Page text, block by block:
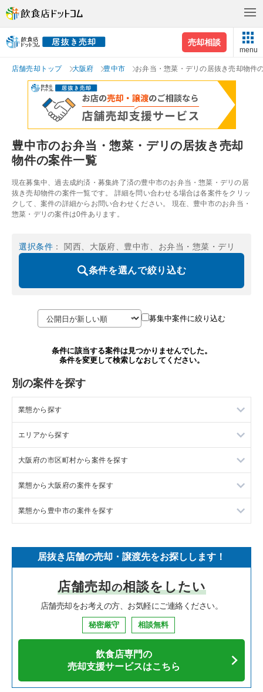
売却相談
menu
店舗売却トップ 大阪府 豊中市 お弁当・惣菜・デリの居抜き売却物件
豊中市のお弁当・惣菜・デリの居抜き売却
物件の案件一覧
現在募集中、過去成約済・募集終了済の豊中市のお弁当・惣菜・デリの居
抜き売却物件の案件一覧です。 詳細を問い合わせる場合は各案件をクリッ
クして、案件の詳細からお問い合わせください。 現在、豊中市のお弁当・
惣菜・デリの案件は0件あります。
選択条件 ： 関西、大阪府、豊中市、お弁当・惣菜・デリ
条件を選んで絞り込む
募集中案件に絞り込む
条件に該当する案件は見つかりませんでした。
条件を変更して検索しなおしてください。
別の案件を探す
業態から探す
ラーメンの居抜き売却物件の案件一覧
フランス料理の居抜き売却物件の案件一覧
イタリア料理の居抜き売却物件の案件一覧
中華の居抜き売却物件の案件一覧
寿司の居抜き売却物件の案件一覧
焼肉の居抜き売却物件の案件一覧
鉄板焼き・お好み焼の居抜き売却物件の案件一覧
カフェの居抜き売却物件の案件一覧
テイクアウトの居抜き売却物件の案件一覧
エリアから探す
東京23区の飲食店の居抜き売却物件の案件一覧
東京都下の飲食店の居抜き売却物件の案件一覧
千葉県の飲食店の居抜き売却物件の案件一覧
神奈川県の飲食店の居抜き売却物件の案件一覧
大阪府の飲食店の居抜き売却物件の案件一覧
兵庫県の飲食店の居抜き売却物件の案件一覧
愛知県の飲食店の居抜き売却物件の案件一覧
岐阜県の飲食店の居抜き売却物件の案件一覧
大阪府の市区町村から案件を探す
大阪市北区の飲食店の居抜き売却物件の案件一覧
大阪市中央区の飲食店の居抜き売却物件の案件一覧
堺市北区の飲食店の居抜き売却物件の案件一覧
堺市中区の飲食店の居抜き売却物件の案件一覧
大阪市西区の飲食店の居抜き売却物件の案件一覧
大阪市福島区の飲食店の居抜き売却物件の案件一覧
豊中市の飲食店の居抜き売却物件の案件一覧
業態から大阪府の案件を探す
大阪府のラーメンの居抜き売却物件の案件一覧
大阪府のイタリア料理の居抜き売却物件の案件一覧
大阪府の中華の居抜き売却物件の案件一覧
大阪府のそば・うどんの居抜き売却物件の案件一覧
大阪府の焼肉の居抜き売却物件の案件一覧
大阪府の鉄板焼き・お好み焼の居抜き売却物件の案件一覧
業態から豊中市の案件を探す
豊中市のイタリア料理の居抜き売却物件の案件一覧
豊中市のそば・うどんの居抜き売却物件の案件一覧
豊中市の焼肉の居抜き売却物件の案件一覧
豊中市のカフェの居抜き売却物件の案件一覧
豊中市のテイクアウトの居抜き売却物件の案件一覧
居抜き店舗の売却・譲渡先をお探しします！
店舗売却の相談をしたい
店舗売却をお考えの方、お気軽にご連絡ください。
秘密厳守 相談無料
飲食店専門の
売却支援サービスはこちら